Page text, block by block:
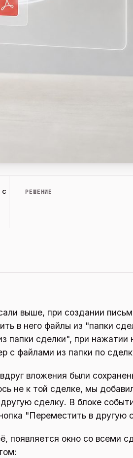
РЕШЕНИЕ
выше, при создании
в него файлы из "папки
папки сделки", при нажатии
с файлами из папки по
вложения были
не к той сделке, мы
сделку. В блоке
"Переместить в другую
появляется окно со всеми